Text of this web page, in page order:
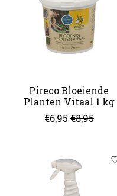
Pireco Bloeiende
Planten Vitaal 1 kg
€6,95 €8,95